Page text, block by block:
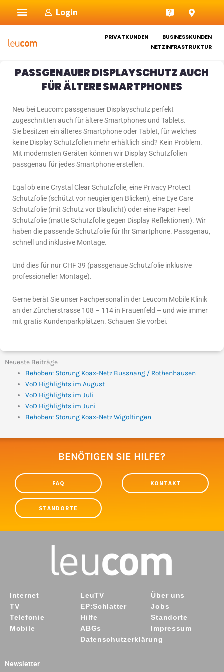
Inhalt
springen
Login
PRIVATKUNDEN
BUSINESSKUNDEN
NETZINFRASTRUKTUR
PASSGENAUER DISPLAYSCHUTZ AUCH
FÜR ÄLTERE SMARTPHONES
Neu bei Leucom: passgenauer Displayschutz perfekt
zugeschnitten auch für ältere Smartphones und Tablets.
Sie besitzen ein älteres Smartphone oder Tablet, für welches
keine Display Schutzfolien mehr erhältlich sind? Kein Problem.
Mit modernsten Geräten können wir Display Schutzfolien
passgenau für jedes Smartphone erstellen.
Egal ob eine Crystal Clear Schutzfolie, eine Privacy Protect
Schutzfolie (schützt vor neugierigen Blicken), eine Eye Care
Schutzfolie (mit Schutz vor Blaulicht) oder eine Paper Feel
Schutzfolie (matte Schutzfolie gegen Display Reflektionen). Wir
haben die passende Schutzfolie für Ihr Smartphone. Passgenau,
schnell und inklusive Montage.
Und dies für nur CHF 39 (passgenaue Schutzfolie inklusive
professioneller Montage).
Gerne berät Sie unser Fachpersonal in der Leucom Mobile Klinik
an der Zürcherstrasse 108 – 114 in Frauenfeld – und wie immer
mit gratis Kundenparkplätzen. Schauen Sie vorbei.
Neueste Beiträge
Behoben: Störung Koax-Netz Bussnang / Rothenhausen
VoD Highlights im August
VoD Highlights im Juli
VoD Highlights im Juni
Behoben: Störung Koax-Netz Wigoltingen
BENÖTIGEN SIE HILFE?
FAQ KONTAKT
STANDORTE
Internet
TV
Telefonie
Mobile
LeuTV
EP:Schlatter
Hilfe
ABGs
Datenschutzerklärung
Über uns
Jobs
Standorte
Impressum
Newsletter